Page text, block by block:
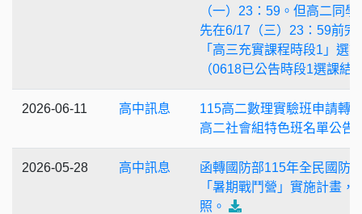
（一）23：59。但高二同學
先在6/17（三）23：59前完
「高三充實課程時段1」選
（0618已公告時段1選課結
2026-06-11 高中訊息
115高二數理實驗班申請轉
高二社會組特色班名單公告
2026-05-28 高中訊息
函轉國防部115年全民國防
「暑期戰鬥營」實施計畫，
照。